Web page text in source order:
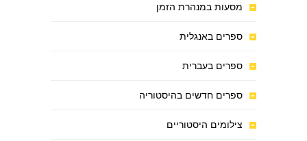
מסעות במנהרת הזמן
ספרים באנגלית
ספרים בעברית
ספרים חדשים בהיסטוריה
צילומים היסטוריים